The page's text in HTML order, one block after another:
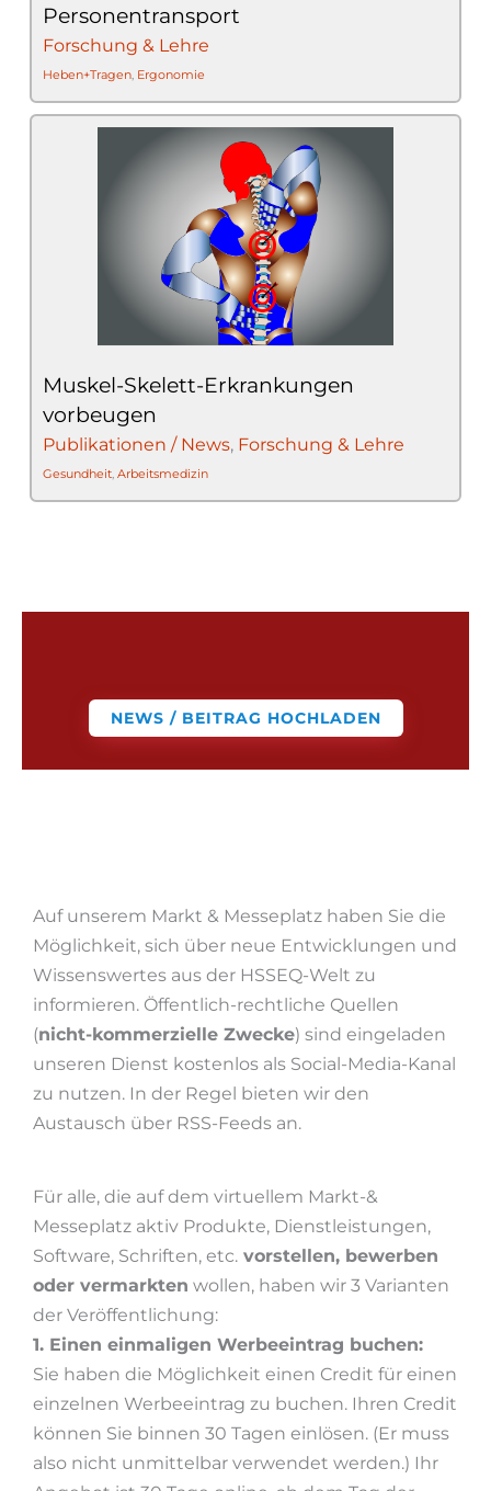
Personentransport
Forschung & Lehre
Heben+Tragen, Ergonomie
Muskel-Skelett-Erkrankungen
vorbeugen
Publikationen / News, Forschung & Lehre
Gesundheit, Arbeitsmedizin
NEWS / BEITRAG HOCHLADEN
Auf unserem Markt & Messeplatz haben Sie die
Möglichkeit, sich über neue Entwicklungen und
Wissenswertes aus der HSSEQ-Welt zu
informieren. Öffentlich-rechtliche Quellen
(nicht-kommerzielle Zwecke) sind eingeladen
unseren Dienst kostenlos als Social-Media-Kanal
zu nutzen. In der Regel bieten wir den
Austausch über RSS-Feeds an.
Für alle, die auf dem virtuellem Markt-&
Messeplatz aktiv Produkte, Dienstleistungen,
Software, Schriften, etc. vorstellen, bewerben
oder vermarkten wollen, haben wir 3 Varianten
der Veröffentlichung:
1. Einen einmaligen Werbeeintrag buchen:
Sie haben die Möglichkeit einen Credit für einen
einzelnen Werbeeintrag zu buchen. Ihren Credit
können Sie binnen 30 Tagen einlösen. (Er muss
also nicht unmittelbar verwendet werden.) Ihr